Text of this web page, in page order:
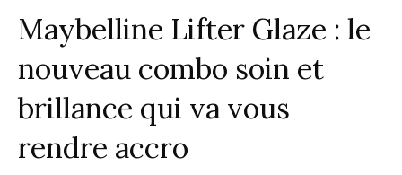
Maybelline Lifter Glaze : le
nouveau combo soin et
brillance qui va vous
rendre accro